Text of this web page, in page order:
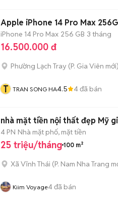
Apple iPhone 14 Pro Max
iPhone 14 Pro Max 256 GB 3 tháng
16.500.000 đ
Phường Lạch Tray (P. Gia Viên mới)
T TRAN SONG HA4.5 4đã bán
nhà mặt tiền nội thất đẹp Mỹ
4 PN Nhà mặt phố, mặt tiền
25 triệu/tháng 100 m²
Xã Vĩnh Thái (P. Nam Nha Trang
Kiim Voyage4đã bán